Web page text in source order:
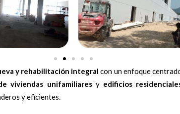
y rehabilitación integral con un enfoque
viviendas unifamiliaresy edificios
y eficientes.